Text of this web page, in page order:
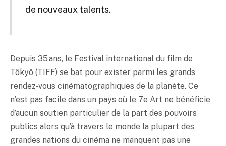
de nouveaux talents.
Depuis 35 ans, le Festival international du film de
Tôkyô (TIFF) se bat pour exister parmi les grands
rendez-vous cinématographiques de la planète. Ce
n’est pas facile dans un pays où le 7e Art ne bénéficie
d’aucun soutien particulier de la part des pouvoirs
publics alors qu’à travers le monde la plupart des
grandes nations du cinéma ne manquent pas une